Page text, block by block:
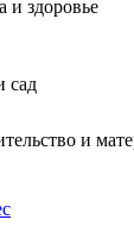
и здоровье
сад
и